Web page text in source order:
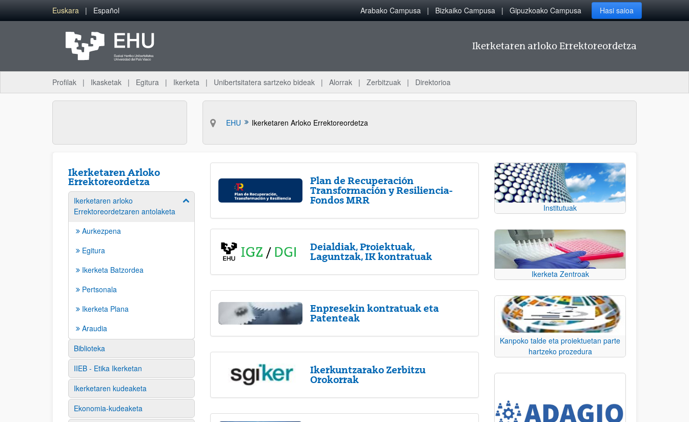
Eduki nagusira joan
Euskara Español Arabako Campusa Bizkaiko Campusa Gipuzkoako Campusa Hasi saioa
Ikerketaren arloko Errektoreordetza
Profilak Ikasketak Egitura Ikerketa Unibertsitatera sartzeko bideak Alorrak Zerbitzuak Direktorioa
EHU Ikerketaren Arloko Errektoreordetza
Ikerketaren Arloko
Errektoreordetza
Ikerketaren arloko
Errektoreordetzaren antolaketa
Erakutsi/izkutatu azpiorriak
Aurkezpena
Egitura
Ikerketa Batzordea
Pertsonala
Ikerketa Plana
Araudia
Biblioteka
IIEB - Etika Ikerketan
Ikerketaren kudeaketa
Ekonomia-kudeaketa
Plan de Recuperación
Transformación y Resiliencia-
Fondos MRR
Deialdiak, Proiektuak,
Laguntzak, IK kontratuak
Enpresekin kontratuak eta
Patenteak
Ikerkuntzarako Zerbitzu
Orokorrak
Institutuak
Ikerketa Zentroak
Kanpoko talde eta proiektuetan parte
hartzeko prozedura